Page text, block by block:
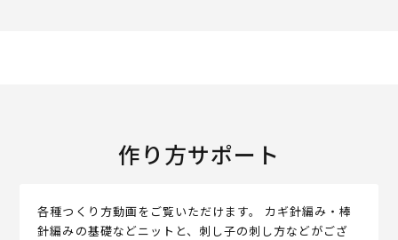
作り方サポート
各種つくり方動画をご覧いただけます。 カギ針編み・棒
針編みの基礎などニットと、刺し子の刺し方などがござ